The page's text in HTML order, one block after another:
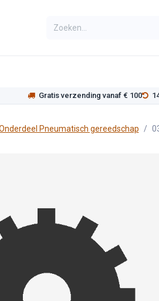
Gratis verzending vanaf € 100
Pneumatisch gereedschap